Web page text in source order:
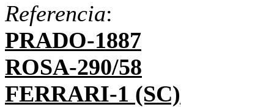
Referencia:
PRADO-1887
ROSA-290/58
FERRARI-1 (SC)